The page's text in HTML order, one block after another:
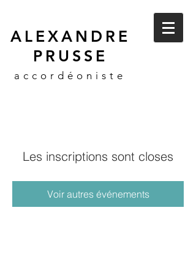
ALEXANDRE
PRUSSE
accordéoniste
Les inscriptions sont closes
Voir autres événements